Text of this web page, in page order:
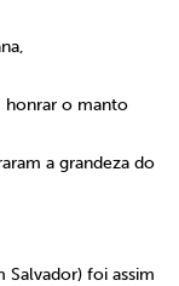
honrar o manto
a grandeza do
Salvador) foi assim